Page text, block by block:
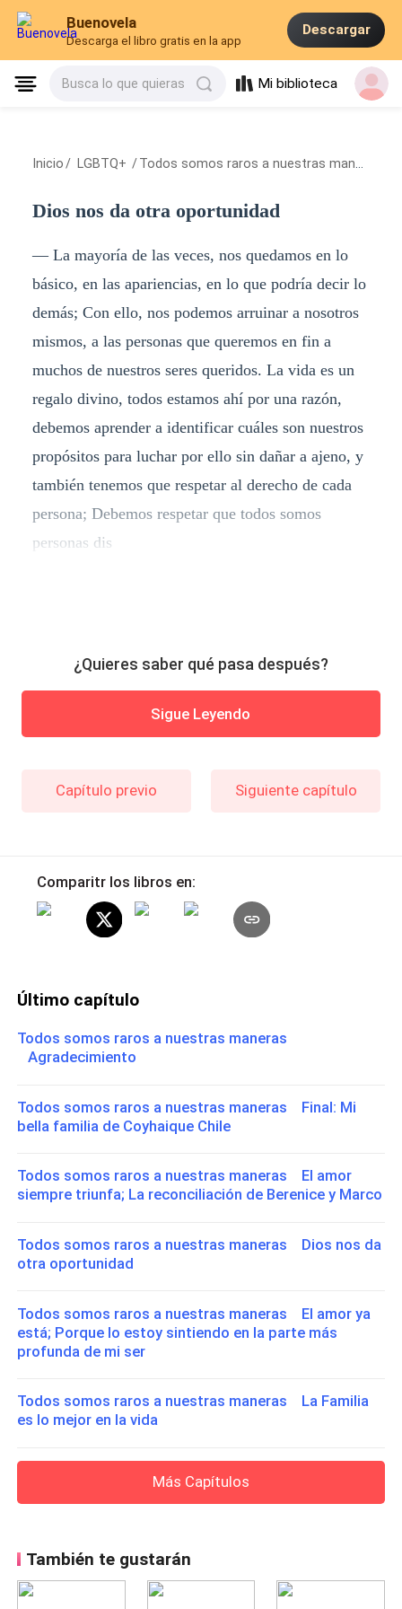
Buenovela
Descarga el libro gratis en la app
Descargar
Busca lo que quieras Mi biblioteca
Inicio / LGBTQ+ /Todos somos raros a nuestras maneras
Dios nos da otra oportunidad
— La mayoría de las veces, nos quedamos en lo
básico, en las apariencias, en lo que podría decir lo
demás; Con ello, nos podemos arruinar a nosotros
mismos, a las personas que queremos en fin a
muchos de nuestros seres queridos. La vida es un
regalo divino, todos estamos ahí por una razón,
debemos aprender a identificar cuáles son nuestros
propósitos para luchar por ello sin dañar a ajeno, y
también tenemos que respetar al derecho de cada
persona; Debemos respetar que todos somos
personas dis
¿Quieres saber qué pasa después?
Sigue Leyendo
Capítulo previo Siguiente capítulo
Comparitr los libros en:
Último capítulo
Todos somos raros a nuestras maneras
Agradecimiento
Todos somos raros a nuestras maneras Final: Mi
bella familia de Coyhaique Chile
Todos somos raros a nuestras maneras El amor
siempre triunfa; La reconciliación de Berenice y Marco
Todos somos raros a nuestras maneras Dios nos da
otra oportunidad
Todos somos raros a nuestras maneras El amor ya
está; Porque lo estoy sintiendo en la parte más
profunda de mi ser
Todos somos raros a nuestras maneras La Familia
es lo mejor en la vida
Más Capítulos
También te gustarán